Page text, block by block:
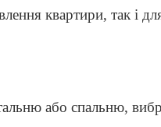
квартири, так і
або спальню,